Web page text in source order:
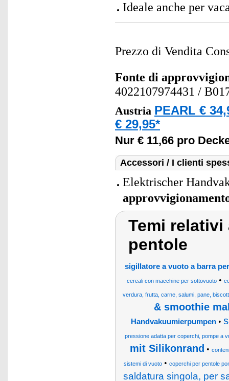
Ideale anche per
Prezzo di Vendita
Fonte di
4022107974431 /
Austria PEARL €
€ 29,95*
Nur € 11,66 pro
Accessori / I clienti
Elektrischer
Temi
pentole
sigillatore a vuoto a barra
cereali con macchine per sottovuoto•
verdura, frutta, carne, salumi, pane,
& smoothie
Handvakuumierpumpen•
pressione adatta per coperchi, pompe a
mit Silikonrand •
sistemi di vuoto• coperchi per pentole
saldatura singola, per